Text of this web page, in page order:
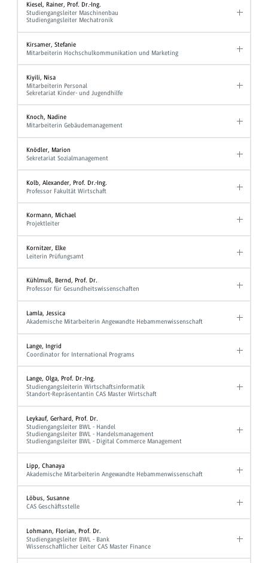
Kiesel, Rainer, Prof. Dr.-Ing.
Studiengangsleiter Maschinenbau
Studiengangsleiter Mechatronik
Kirsamer, Stefanie
Mitarbeiterin Hochschulkommunikation und Marketing
Kiyili, Nisa
Mitarbeiterin Personal
Sekretariat Kinder- und Jugendhilfe
Knoch, Nadine
Mitarbeiterin Gebäudemanagement
Knödler, Marion
Sekretariat Sozialmanagement
Kolb, Alexander, Prof. Dr.-Ing.
Professor Fakultät Wirtschaft
Kormann, Michael
Projektleiter
Kornitzer, Elke
Leiterin Prüfungsamt
Kühlmuß, Bernd, Prof. Dr.
Professor für Gesundheitswissenschaften
Lamla, Jessica
Akademische Mitarbeiterin Angewandte Hebammenwissenschaft
Lange, Ingrid
Coordinator for International Programs
Lange, Olga, Prof. Dr.-Ing.
Studiengangsleiterin Wirtschaftsinformatik
Standort-Repräsentantin CAS Master Wirtschaft
Leykauf, Gerhard, Prof. Dr.
Studiengangsleiter BWL - Handel
Studiengangsleiter BWL - Handelsmanagement
Studiengangsleiter BWL - Digital Commerce Management
Lipp, Chanaya
Akademische Mitarbeiterin Angewandte Hebammenwissenschaft
Löbus, Susanne
CAS Geschäftsstelle
Lohmann, Florian, Prof. Dr.
Studiengangsleiter BWL - Bank
Wissenschaftlicher Leiter CAS Master Finance